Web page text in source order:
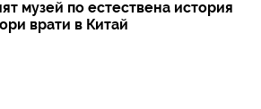
музей по естествена история
врати в Китай